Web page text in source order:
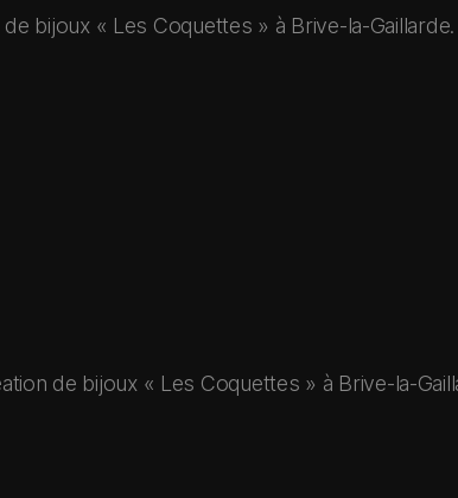
bijoux « Les Coquettes » à Brive-la-Gaillarde.
de bijoux « Les Coquettes » à Brive-la-